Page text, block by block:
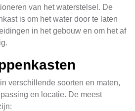
van het waterstelsel. De
is om het water door te laten
in het gebouw en om het af
verschillende soorten en maten,
en locatie. De meest